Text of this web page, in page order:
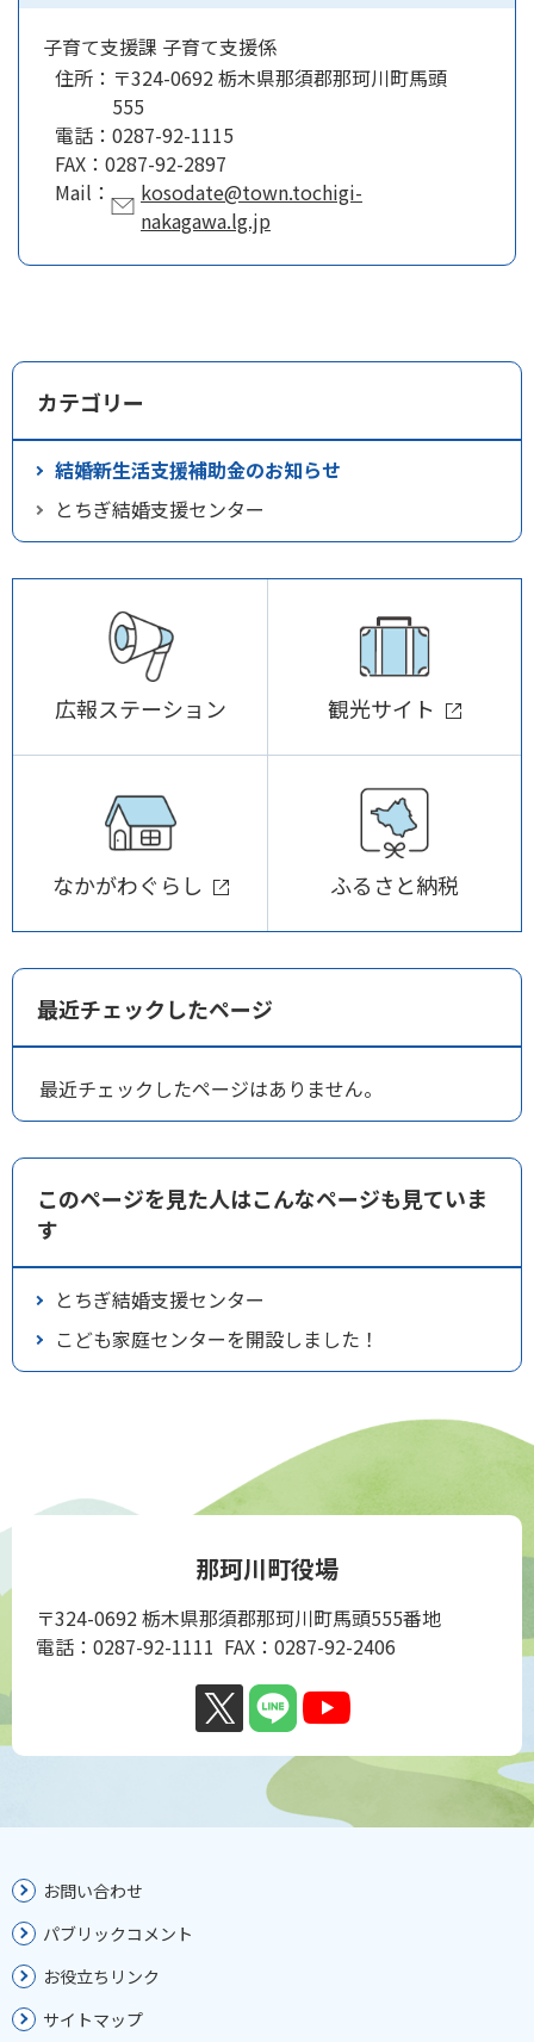
子育て支援課 子育て支援係
住所： 〒324-0692 栃木県那須郡那珂川町馬頭
555
電話： 0287-92-1115
FAX： 0287-92-2897
Mail：
kosodate@town.tochigi-
nakagawa.lg.jp
カテゴリー
結婚新生活支援補助金のお知らせ
とちぎ結婚支援センター
広報ステーション 観光サイト
なかがわぐらし ふるさと納税
最近チェックしたページ
最近チェックしたページはありません。
このページを見た人はこんなページも見ていま
す
とちぎ結婚支援センター
こども家庭センターを開設しました！
那珂川町役場
〒324-0692 栃木県那須郡那珂川町馬頭555番地
電話：0287-92-1111 FAX：0287-92-2406
お問い合わせ
パブリックコメント
お役立ちリンク
サイトマップ